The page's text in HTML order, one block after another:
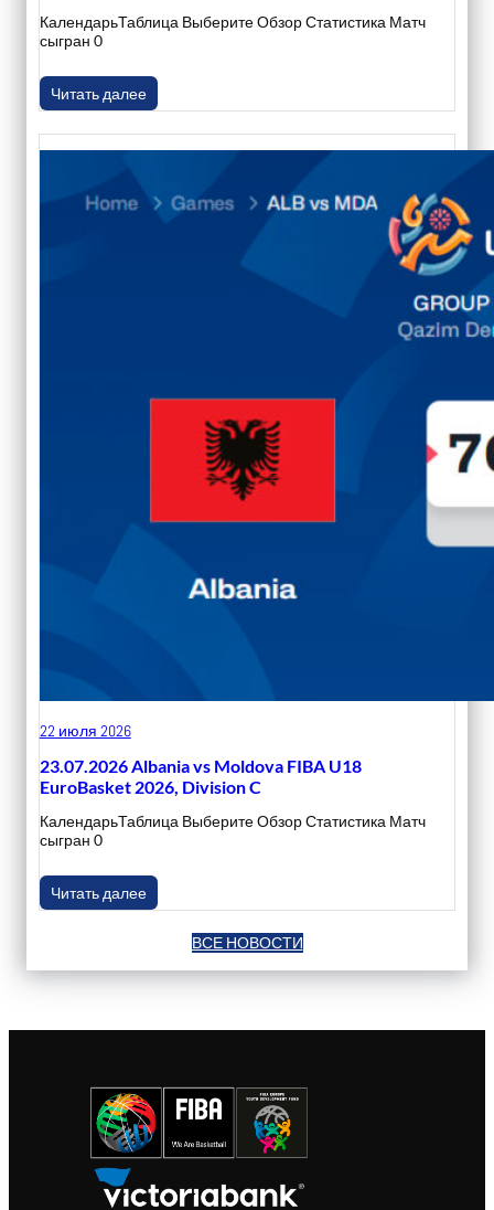
КалендарьТаблица Выберите Обзор Статистика Матч
сыгран 0
Читать далее
22 июля 2026
23.07.2026 Albania vs Moldova FIBA U18
EuroBasket 2026, Division C
КалендарьТаблица Выберите Обзор Статистика Матч
сыгран 0
Читать далее
ВСЕ НОВОСТИ